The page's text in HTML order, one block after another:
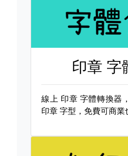
印章 字
線上 印章 字體轉換器
印章 字型，免費可商業